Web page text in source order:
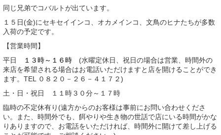
同じ兄弟でコバルトが出ています。
１５日(金)にセキセイインコ、オカメインコ、文鳥のヒナたちが多数
入荷の予定です。
【営業時間】
平日
１３時～１６時 (水曜定休日、祝日の場合は営業、時間外の
来店を希望される場合はお電話いただけますと店を開けることができ
ます。TEL ０８２０－２６－４１７２)
土・日・祝日 １１時３０分～１７時
臨時の不定休有り(遠方からのお客様は事前にお問い合わせくださ
い。また、時間外でも、餌やりや生き物の世話で店にいる時間がかな
りありますので、お電話をいただければ、時間外に開けて差し上げる